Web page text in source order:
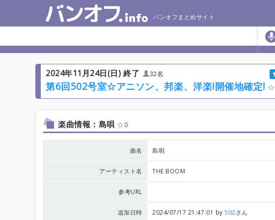
バンオフまとめサイト
2024年11月24日(日) 終了 32名
第6回502号室☆アニソン、邦楽、洋楽!開催地確定!
楽曲情報：島唄 0
曲名 島唄
アーティスト名 THE BOOM
参考URL
追加日時 2024/07/17 21:47:01 by502さん